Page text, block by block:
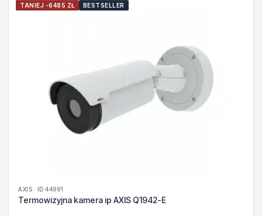
TANIEJ -6485 ZŁ BESTSELLER
AXIS · ID 44991
Termowizyjna kamera ip AXIS Q1942-E